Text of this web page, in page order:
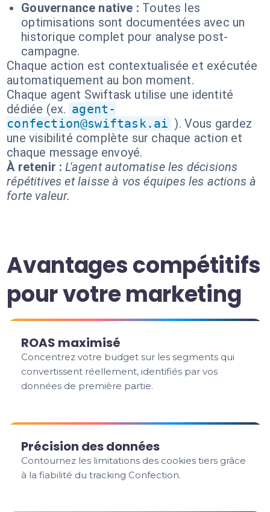
Gouvernance native : Toutes les
optimisations sont documentées avec un
historique complet pour analyse post-
campagne.
Chaque action est contextualisée et exécutée
automatiquement au bon moment.
Chaque agent Swiftask utilise une identité
dédiée (ex. agent-
confection@swiftask.ai ). Vous gardez
une visibilité complète sur chaque action et
chaque message envoyé.
À retenir : L'agent automatise les décisions
répétitives et laisse à vos équipes les actions à
forte valeur.
Avantages compétitifs
pour votre marketing
ROAS maximisé
Concentrez votre budget sur les segments qui
convertissent réellement, identifiés par vos
données de première partie.
Précision des données
Contournez les limitations des cookies tiers grâce
à la fiabilité du tracking Confection.